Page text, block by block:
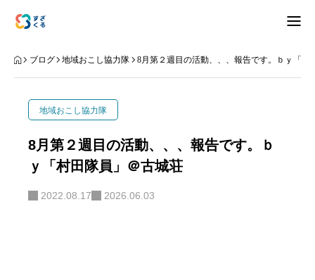
アバウト
ナリワイ
インタビュー
ブログ 地域おこし協力隊 8月第２週目の活動、、、報告です。ｂｙ「村
地域おこし協力隊
8月第２週目の活動、、、報告です。ｂ
ｙ「村田隊員」＠古城荘
2022.08.17 2026.06.03